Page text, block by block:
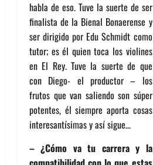
habla de eso. Tuve la suerte de ser
finalista de la Bienal Bonaerense y
ser dirigido por Edu Schmidt como
tutor; es él quien toca los violines
en El Rey. Tuve la suerte de que
con Diego- el productor – los
frutos que van saliendo son súper
potentes, él siempre aporta cosas
interesantísimas y así sigue…
– ¿Cómo va tu carrera y la